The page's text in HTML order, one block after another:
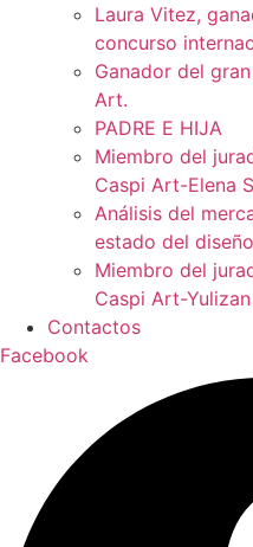
Laura Vitez,
concurso
Ganador del
Art.
PADRE E HIJA
Miembro del
Caspi Art-Elena
Análisis del
estado del
Miembro del
Caspi Art-
Contactos
Facebook